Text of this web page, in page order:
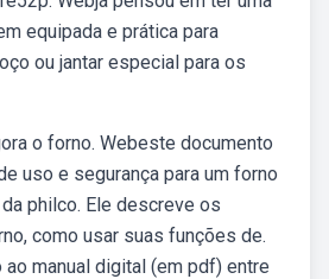
equipada e prática para
ou jantar especial para os
o forno. Webeste documento
uso e segurança para um forno
philco. Ele descreve os
como usar suas funções de.
manual digital (em pdf) entre